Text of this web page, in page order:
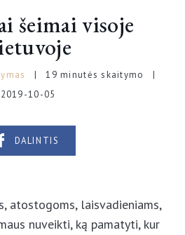
šeimai visoje
19 minutės skaitymo
2019-10-05
DALINTIS
atostogoms, laisvadieniams,
nuveikti, ką pamatyti, kur